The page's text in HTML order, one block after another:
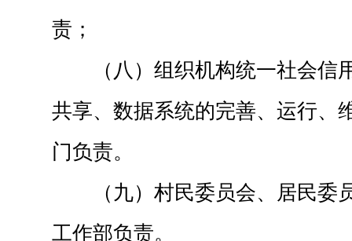
责；
（八）组织机构统一社会
共享、数据系统的完善、运行、
门负责。
（九）村民委员会、居民
工作部负责。